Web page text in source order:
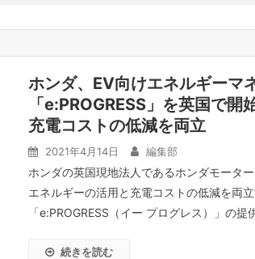
ホンダ、EV向けエネルギーマ
「e:PROGRESS」を英国で
充電コストの低減を両立
2021年4月14日 編集部
ホンダの英国現地法人であるホンダモータ
エネルギーの活用と充電コストの低減を両
「e:PROGRESS（イー プログレス）」の
続きを読む